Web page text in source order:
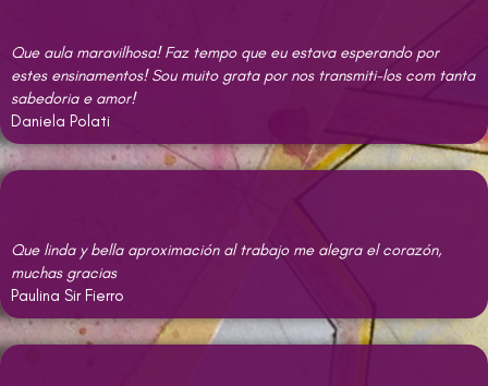
Que aula maravilhosa! Faz tempo que eu estava esperando por
estes ensinamentos! Sou muito grata por nos transmiti-los com tanta
sabedoria e amor!
Daniela Polati
Que linda y bella aproximación al trabajo me alegra el corazón,
muchas gracias
Paulina Sir Fierro